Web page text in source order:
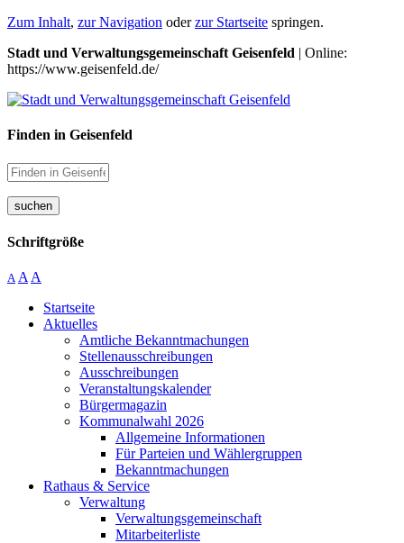
Zum Inhalt, zur Navigation oderzur Startseite springen.
Stadt und Verwaltungsgemeinschaft Geisenfeld | Online:
https://www.geisenfeld.de/
Finden in Geisenfeld
suchen
Schriftgröße
A A A
Startseite
Aktuelles
Amtliche Bekanntmachungen
Stellenausschreibungen
Ausschreibungen
Veranstaltungskalender
Bürgermagazin
Kommunalwahl 2026
Allgemeine Informationen
Für Parteien und Wählergruppen
Bekanntmachungen
Rathaus & Service
Verwaltung
Verwaltungsgemeinschaft
Mitarbeiterliste